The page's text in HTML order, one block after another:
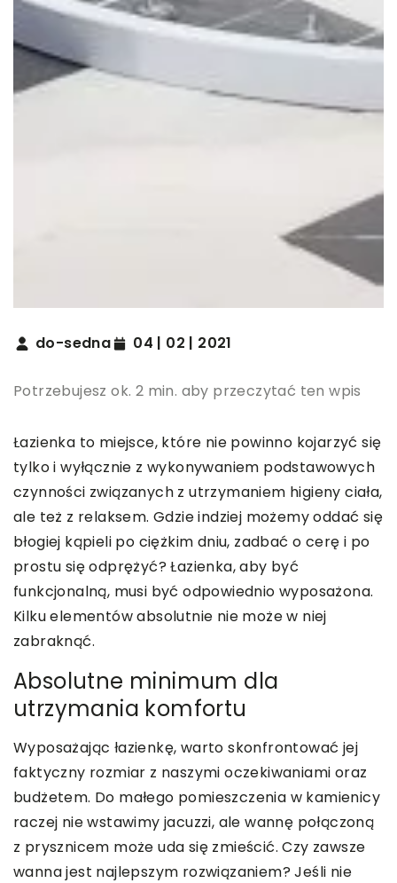
do-sedna 04 | 02 | 2021
Potrzebujesz ok. 2 min. aby przeczytać ten wpis
Łazienka to miejsce, które nie powinno kojarzyć się
tylko i wyłącznie z wykonywaniem podstawowych
czynności związanych z utrzymaniem higieny ciała,
ale też z relaksem. Gdzie indziej możemy oddać się
błogiej kąpieli po ciężkim dniu, zadbać o cerę i po
prostu się odprężyć? Łazienka, aby być
funkcjonalną, musi być odpowiednio wyposażona.
Kilku elementów absolutnie nie może w niej
zabraknąć.
Absolutne minimum dla
utrzymania komfortu
Wyposażając łazienkę, warto skonfrontować jej
faktyczny rozmiar z naszymi oczekiwaniami oraz
budżetem. Do małego pomieszczenia w kamienicy
raczej nie wstawimy jacuzzi, ale wannę połączoną
z prysznicem może uda się zmieścić. Czy zawsze
wanna jest najlepszym rozwiązaniem? Jeśli nie